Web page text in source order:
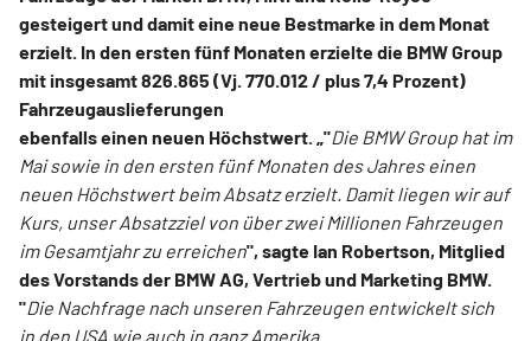
gesteigert und damit eine neue Bestmarke in dem Monat
erzielt. In den ersten fünf Monaten erzielte die BMW Group
mit insgesamt 826.865 (Vj. 770.012 / plus 7,4 Prozent)
Fahrzeugauslieferungen
ebenfalls einen neuen Höchstwert. „"Die BMW Group hat im
Mai sowie in den ersten fünf Monaten des Jahres einen
neuen Höchstwert beim Absatz erzielt. Damit liegen wir auf
Kurs, unser Absatzziel von über zwei Millionen Fahrzeugen
im Gesamtjahr zu erreichen", sagte Ian Robertson, Mitglied
des Vorstands der BMW AG, Vertrieb und Marketing BMW.
"Die Nachfrage nach unseren Fahrzeugen entwickelt sich
in den USA wie auch in ganz Amerika